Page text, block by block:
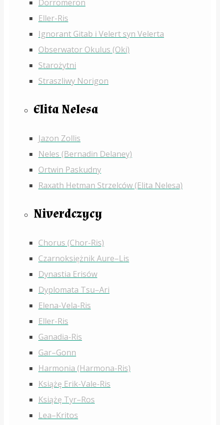
Dorromeron
Eller-Ris
Ignorant Gitab i Velert syn Velerta
Obserwator Okulus (Oki)
Starożytni
Straszliwy Norigon
Elita Nelesa
Jazon Zollis
Neles (Bernadin Delaney)
Ortwin Paskudny
Raxath Hetman Strzelców (Elita Nelesa)
Niverdczycy
Chorus (Chor-Ris)
Czarnoksiężnik Aure–Lis
Dynastia Erisów
Dyplomata Tsu–Ari
Elena-Vela-Ris
Eller-Ris
Ganadia-Ris
Gar–Gonn
Harmonia (Harmona-Ris)
Książę Erik-Vale-Ris
Książę Tyr–Ros
Lea–Kritos